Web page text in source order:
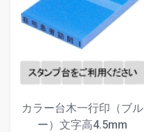
カラー台木一行印（ブル
ー）文字高4.5mm